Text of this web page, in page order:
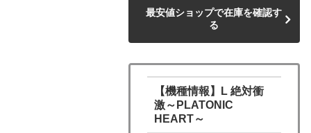
最安値ショップで在庫を確認す
る
【機種情報】L 絶対衝
激～PLATONIC
HEART～